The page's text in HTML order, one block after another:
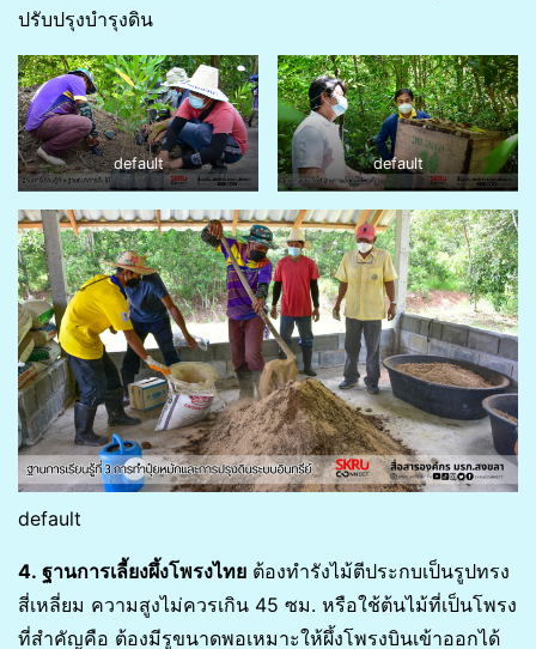
ปรับปรุงบำรุงดิน
default default
default
4. ฐานการเลี้ยงผึ้งโพรงไทย ต้องทำรังไม้ตีประกบเป็นรูปทรง
สี่เหลี่ยม ความสูงไม่ควรเกิน 45 ซม. หรือใช้ต้นไม้ที่เป็นโพรง
ที่สำคัญคือ ต้องมีรูขนาดพอเหมาะให้ผึ้งโพรงบินเข้าออกได้